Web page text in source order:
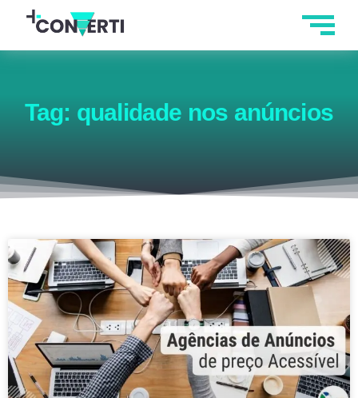
Tag: qualidade nos anúncios